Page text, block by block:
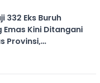
332 Eks Buruh
Emas Kini Ditangani
Provinsi,
Sukabumi Terus